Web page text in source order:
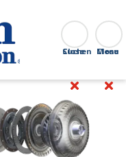
Suchen
Close